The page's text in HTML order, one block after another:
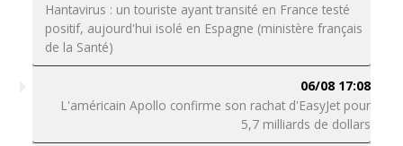
Hantavirus : un touriste ayant transité en France testé
positif, aujourd'hui isolé en Espagne (ministère français
de la Santé)
06/08 17:08
L'américain Apollo confirme son rachat d'EasyJet pour
5,7 milliards de dollars